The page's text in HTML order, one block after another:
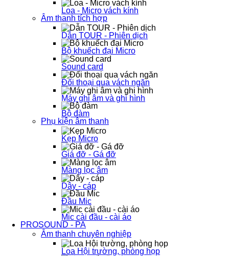
Loa - Micro vách kính
Âm thanh tích hợp
Dẫn TOUR - Phiên dịch
Bộ khuếch đại Micro
Sound card
Đối thoại qua vách ngăn
Máy ghi âm và ghi hình
Bộ đàm
Phụ kiện âm thanh
Kẹp Micro
Giá đỡ - Gá đỡ
Màng lọc âm
Dây - cáp
Đầu Mic
Mic cài đầu - cài áo
PROSOUND - PA
Âm thanh chuyên nghiệp
Loa Hội trường, phòng họp